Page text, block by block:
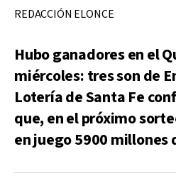
REDACCIÓN ELONCE
Hubo ganadores en el
miércoles: tres son de
Lotería de Santa Fe
que, en el próximo
en juego 5900 millones